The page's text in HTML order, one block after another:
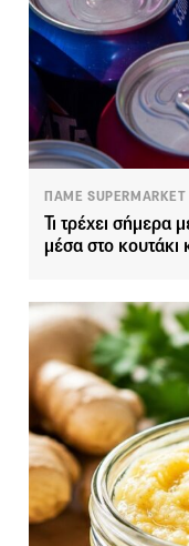
ΠΑΜΕ SUPERMARKET
Τι τρέχει σήμερα
μέσα στο κουτάκι